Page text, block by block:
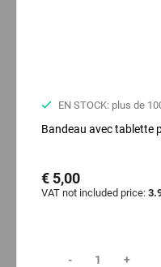
EN STOCK: plus de
Bandeau avec tablette
€ 5,00
VAT not included price:
- +